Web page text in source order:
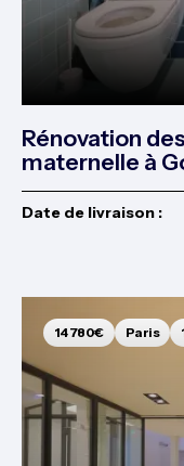
Rénovation
maternelle à
Date de livraison :
14 780€ Paris